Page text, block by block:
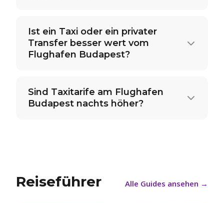
Ist ein Taxi oder ein privater
Transfer besser wert vom
Flughafen Budapest?
Sind Taxitarife am Flughafen
Budapest nachts höher?
Reiseführer Alle Guides ansehen →